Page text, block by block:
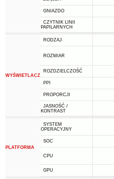
GNIAZDO
CZYTNIK LINII
PAPILARNYCH
WYŚWIETLACZ
RODZAJ
ROZMIAR
ROZDZIELCZOŚĆ
PPI
PROPORCJI
JASNOŚĆ /
KONTRAST
PLATFORMA
SYSTEM
OPERACYJNY
SOC
CPU
GPU